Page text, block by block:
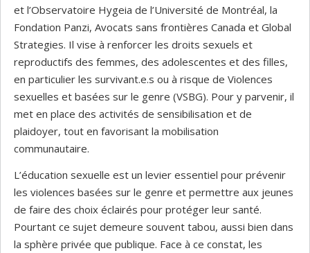
et l’Observatoire Hygeia de l’Université de Montréal, la
Fondation Panzi, Avocats sans frontières Canada et Global
Strategies. Il vise à renforcer les droits sexuels et
reproductifs des femmes, des adolescentes et des filles,
en particulier les survivant.e.s ou à risque de Violences
sexuelles et basées sur le genre (VSBG). Pour y parvenir, il
met en place des activités de sensibilisation et de
plaidoyer, tout en favorisant la mobilisation
communautaire.
L’éducation sexuelle est un levier essentiel pour prévenir
les violences basées sur le genre et permettre aux jeunes
de faire des choix éclairés pour protéger leur santé.
Pourtant ce sujet demeure souvent tabou, aussi bien dans
la sphère privée que publique. Face à ce constat, les